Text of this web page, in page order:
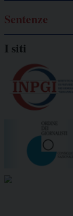
Sentenze
I siti